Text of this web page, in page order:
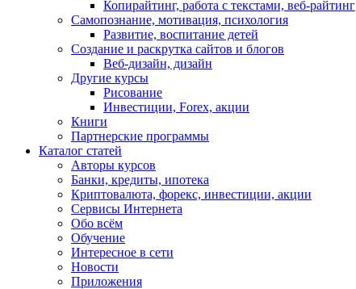
Копирайтинг, работа с текстами, веб-райтинг
Самопознание, мотивация, психология
Развитие, воспитание детей
Создание и раскрутка сайтов и блогов
Веб-дизайн, дизайн
Другие курсы
Рисование
Инвестиции, Forex, акции
Книги
Партнерские программы
Каталог статей
Авторы курсов
Банки, кредиты, ипотека
Криптовалюта, форекс, инвестиции, акции
Сервисы Интернета
Обо всём
Обучение
Интересное в сети
Новости
Приложения